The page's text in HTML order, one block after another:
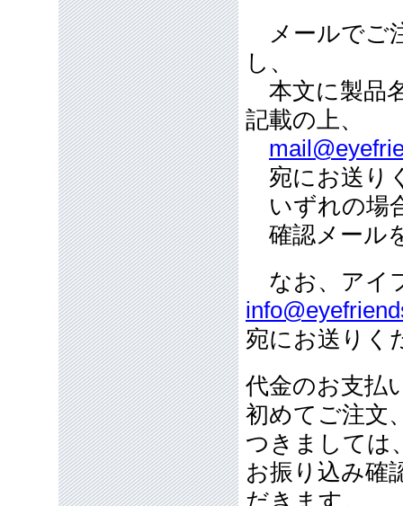
メールでご
し、
本文に製品
記載の上、
宛にお送り
いずれの場
確認メール
なお、アイ
宛にお送りく
代金のお支払
初めてご注文
つきましては
お振り込み確
だきます。